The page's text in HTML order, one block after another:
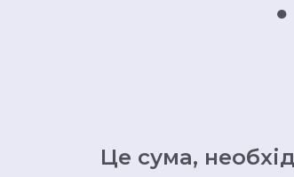
●
Це сума,